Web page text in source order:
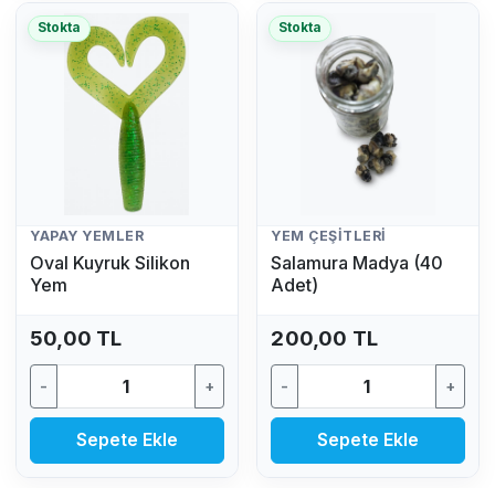
Stokta
YAPAY YEMLER
Oval Kuyruk Silikon
Yem
50,00 TL
- +
Sepete Ekle
Stokta
YEM ÇEŞITLERI
Salamura Madya (40
Adet)
200,00 TL
- +
Sepete Ekle